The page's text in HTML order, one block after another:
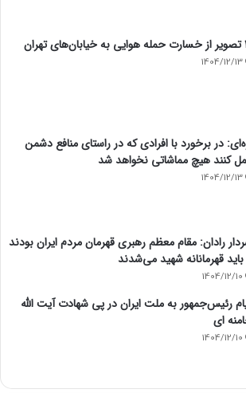
تهران
1404/12/13
در برخورد با افرادی که در راستای منافع دشمن
کنند هیچ مماشاتی نخواهد شد
1404/12/13
رادان: مقام معظم رهبری قهرمان مردم ایران بودند
قهرمانانه شهید می‌شدند
1404/12/10
رئیس‌جمهور به ملت ایران در پی شهادت آیت الله
ای
1404/12/10